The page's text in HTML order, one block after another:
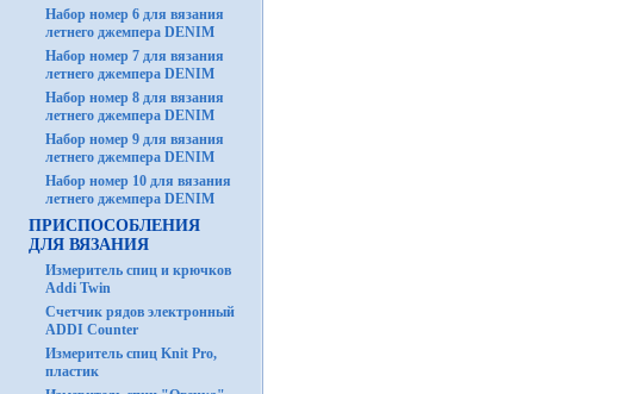
Набор номер 6 для вязания
летнего джемпера DENIM
Набор номер 7 для вязания
летнего джемпера DENIM
Набор номер 8 для вязания
летнего джемпера DENIM
Набор номер 9 для вязания
летнего джемпера DENIM
Набор номер 10 для вязания
летнего джемпера DENIM
ПРИСПОСОБЛЕНИЯ
ДЛЯ ВЯЗАНИЯ
Измеритель спиц и крючков
Addi Twin
Счетчик рядов электронный
ADDI Counter
Измеритель спиц Knit Pro,
пластик